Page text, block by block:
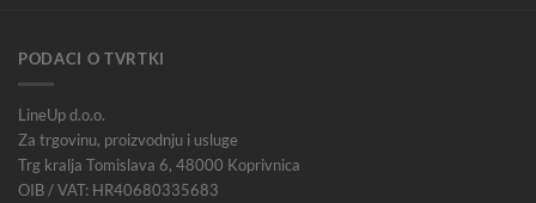
PODACI O TVRTKI
LineUp d.o.o.
Za trgovinu, proizvodnju i usluge
Trg kralja Tomislava 6, 48000 Koprivnica
OIB / VAT: HR40680335683